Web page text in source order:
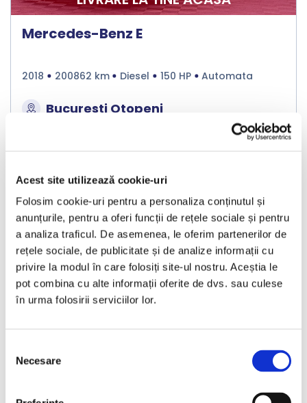
Acest site utilizează cookie-uri
Folosim cookie-uri pentru a personaliza conținutul și
anunțurile, pentru a oferi funcții de rețele sociale și pentru
a analiza traficul. De asemenea, le oferim partenerilor de
rețele sociale, de publicitate și de analize informații cu
privire la modul în care folosiți site-ul nostru. Aceștia le
pot combina cu alte informații oferite de dvs. sau culese
în urma folosirii serviciilor lor.
consimțământului
Necesare
Mercedes-Benz E
2018 200862 km Diesel 150 HP Automata
Bucuresti Otopeni
Programare vizionare
Vezi detalii